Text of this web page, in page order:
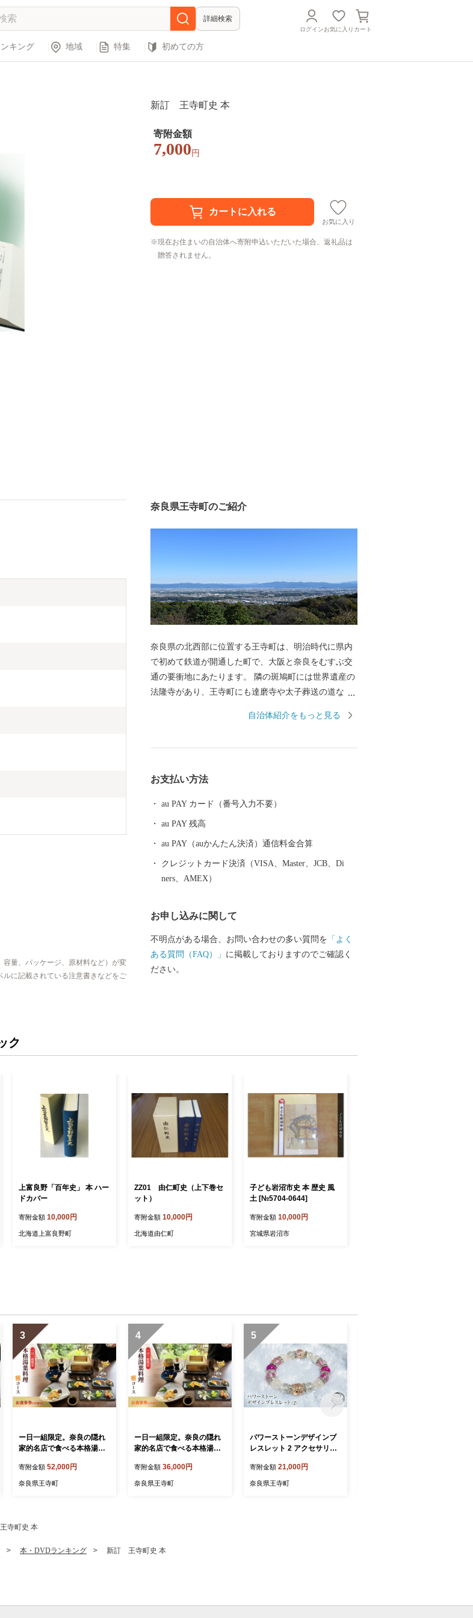
詳細検索
ログインお気に入り カート
キング 地域 特集 初めての方
新訂 王寺町史 本
寄附金額
7,000 円
お気に入り
現在お住まいの自治体へ寄附申込いただいた場合、返礼品は
贈答されません。
量、パッケージ、原材料など）が変
に記載されている注意書きなどをご
奈良県王寺町のご紹介
奈良県の北西部に位置する王寺町は、明治時代に県内
で初めて鉄道が開通した町で、大阪と奈良をむすぶ交
通の要衝地にあたります。 隣の斑鳩町には世界遺産の
法隆寺があり、王寺町にも達磨寺や太子葬送の道な
す。 大阪、天王寺、奈良、法隆寺からも近く、便利な
自治体紹介をもっと見る
お支払い方法
au PAY カード（番号入力不要）
au PAY 残高
au PAY（auかんたん決済）通信料金合算
クレジットカード決済（VISA、Master、JCB、Di
ners、AMEX）
お申し込みに関して
不明点がある場合、お問い合わせの多い質問を 「よく
ある質問（FAQ）」 に掲載しておりますのでご確認く
ださい。
ク
上富良野「百年史」 本 ハー
ドカバー
寄附金額 10,000円
北海道上富良野町
ZZ01 由仁町史（上下巻セ
ット）
寄附金額 10,000円
北海道由仁町
子ども岩沼市史 本 歴史 風
土 [№5704-0644]
寄附金額 10,000円
宮城県岩沼市
3
ー日一組限定。奈良の隠れ
家的名店で食べる本格湯葉
名様分) チケット
寄附金額 52,000円
奈良県王寺町
4
ー日一組限定。奈良の隠れ
家的名店で食べる本格湯葉
名様分) チケット
寄附金額 36,000円
奈良県王寺町
5
パワーストーンデザインブ
レスレット 2 アクセサリー
女兼用 パワーストーン ロー
ズクォーツ 水晶 シマメノウ
寄附金額 21,000円
奈良県王寺町
寺町史 本
本・DVDランキング 新訂 王寺町史 本